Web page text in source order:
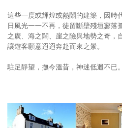
這些一度或輝煌或熱鬧的建築，因時
日風光一一不再，徒留斷壁殘垣寥落
之廣、海之闊、崖之險與地勢之奇，
讓遊客願意迢迢奔赴而來之景。
駐足靜望，撫今溫昔，神迷低迴不已。